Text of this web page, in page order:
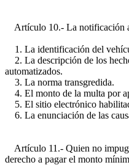
Artículo 10.- La notificación a
1. La identificación del
2. La descripción de los
automatizados.
3. La norma transgredida.
4. El monto de la multa por
5. El sitio electrónico
6. La enunciación de las
Artículo 11.- Quien no
derecho a pagar el monto